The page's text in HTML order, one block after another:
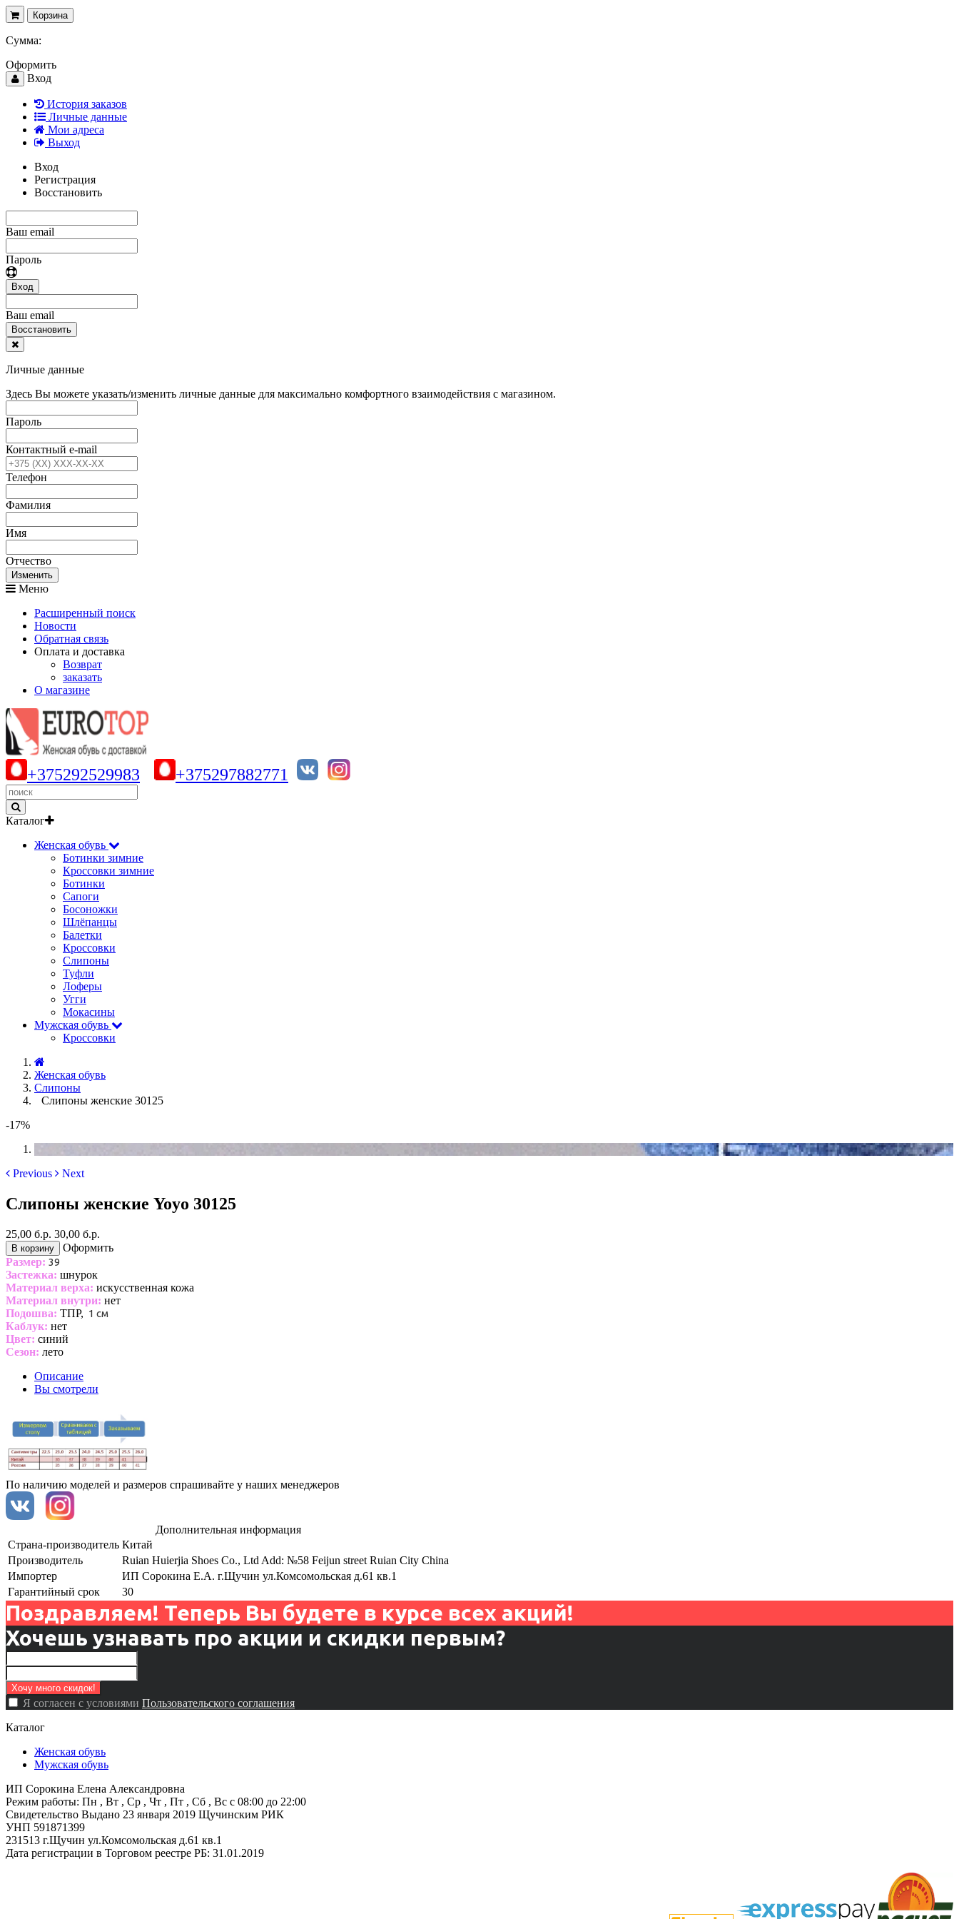
Корзина
Сумма:
Оформить
Вход
История заказов
Личные данные
Мои адреса
Выход
Вход
Регистрация
Восстановить
Ваш email
Пароль
Вход
Ваш email
Воcстановить
Личные данные
Здесь Вы можете указать/изменить личные данные для максимально комфортного взаимодействия с магазином.
Пароль
Контактный e-mail
Телефон
Фамилия
Имя
Отчество
Изменить
Меню
Расширенный поиск
Новости
Обратная связь
Оплата и доставка
Возврат
заказать
О магазине
+375292529983 +375297882771
Каталог
Женская обувь
Ботинки зимние
Кроссовки зимние
Ботинки
Сапоги
Босоножки
Шлёпанцы
Балетки
Кроссовки
Слипоны
Туфли
Лоферы
Угги
Мокасины
Мужская обувь
Кроссовки
Женская обувь
Слипоны
Слипоны женские 30125
-17%
Previous Next
Слипоны женские Yoyo 30125
25,00 б.р. 30,00 б.р.
В корзину
Оформить
Размер: 39
Застежка: шнурок
Материал верха: искусственная кожа
Материал внутри: нет
Подошва: ТПР, 1 см
Каблук: нет
Цвет: синий
Сезон: лето
Описание
Вы смотрели
По наличию моделей и размеров спрашивайте у наших менеджеров
Дополнительная информация
Страна-производитель Китай
Производитель
Ruian Huierjia Shoes Co., Ltd Add: №58 Feijun street Ruian City China
Импортер
ИП Сорокина Е.А. г.Щучин ул.Комсомольская д.61 кв.1
Гарантийный срок
30
Поздравляем! Теперь Вы будете в курсе всех акций!
Хочешь узнавать про акции и скидки первым?
Я согласен с условиями Пользовательского соглашения
Каталог
Женская обувь
Мужская обувь
ИП Сорокина Елена Александровна
Режим работы: Пн , Вт , Ср , Чт , Пт , Сб , Вс c 08:00 до 22:00
Свидетельство Выдано 23 января 2019 Щучинским РИК
УНП 591871399
231513 г.Щучин ул.Комсомольская д.61 кв.1
Дата регистрации в Торговом реестре РБ: 31.01.2019